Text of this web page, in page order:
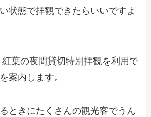
状態で拝観できたらいいですよ
葉の夜間貸切特別拝観を利用で
案内します。
ときにたくさんの観光客でうん